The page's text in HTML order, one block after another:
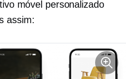
móvel personalizado
assim: